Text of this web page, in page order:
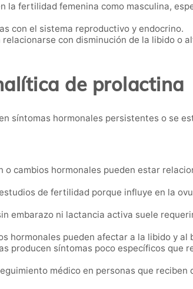
la fertilidad femenina como masculina,
con el sistema reproductivo y endocrino.
con disminución de la libido o
de prolactina
síntomas hormonales persistentes o se
cambios hormonales pueden estar
de fertilidad porque influye en la
embarazo ni lactancia activa suele
hormonales pueden afectar a la libido y al
producen síntomas poco específicos que
médico en personas que reciben